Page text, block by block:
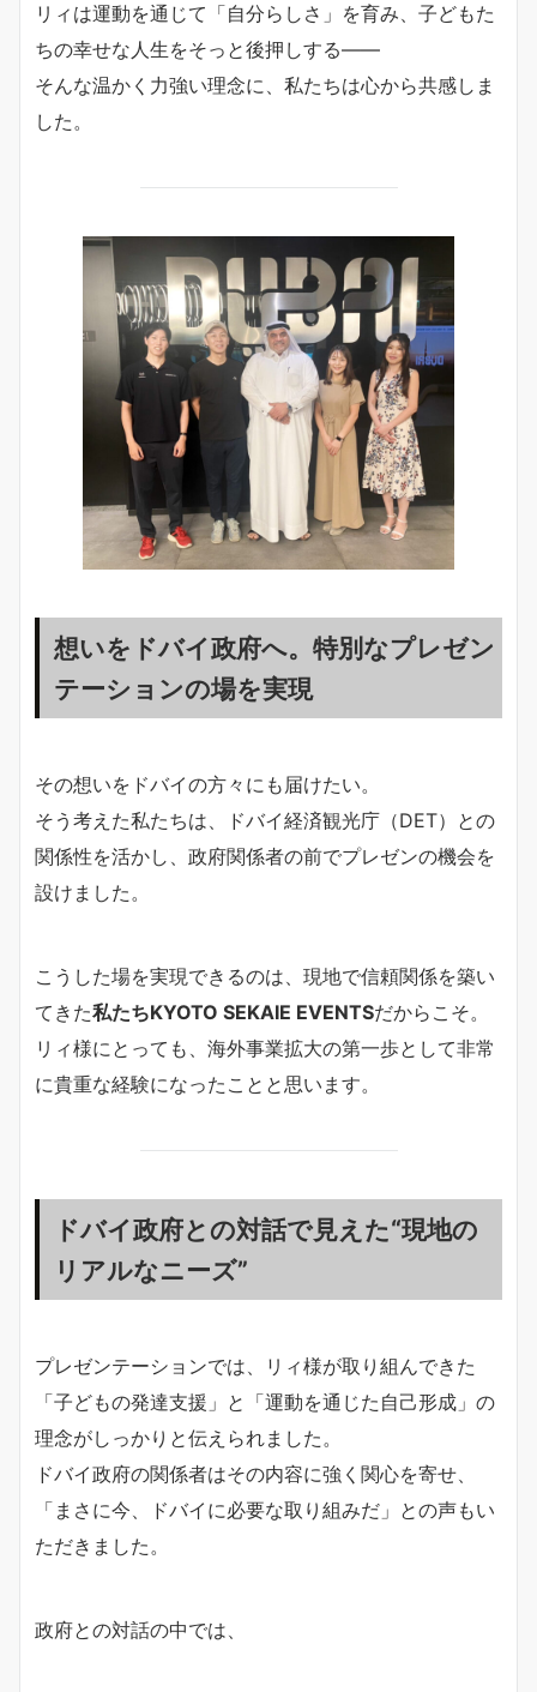
リィは運動を通じて「自分らしさ」を育み、子どもた
ちの幸せな人生をそっと後押しする――
そんな温かく力強い理念に、私たちは心から共感しま
した。
想いをドバイ政府へ。特別なプレゼン
テーションの場を実現
その想いをドバイの方々にも届けたい。
そう考えた私たちは、ドバイ経済観光庁（DET）との
関係性を活かし、政府関係者の前でプレゼンの機会を
設けました。
こうした場を実現できるのは、現地で信頼関係を築い
てきた私たちKYOTO SEKAIE EVENTSだからこそ。
リィ様にとっても、海外事業拡大の第一歩として非常
に貴重な経験になったことと思います。
ドバイ政府との対話で見えた“現地の
リアルなニーズ”
プレゼンテーションでは、リィ様が取り組んできた
「子どもの発達支援」と「運動を通じた自己形成」の
理念がしっかりと伝えられました。
ドバイ政府の関係者はその内容に強く関心を寄せ、
「まさに今、ドバイに必要な取り組みだ」との声もい
ただきました。
政府との対話の中では、